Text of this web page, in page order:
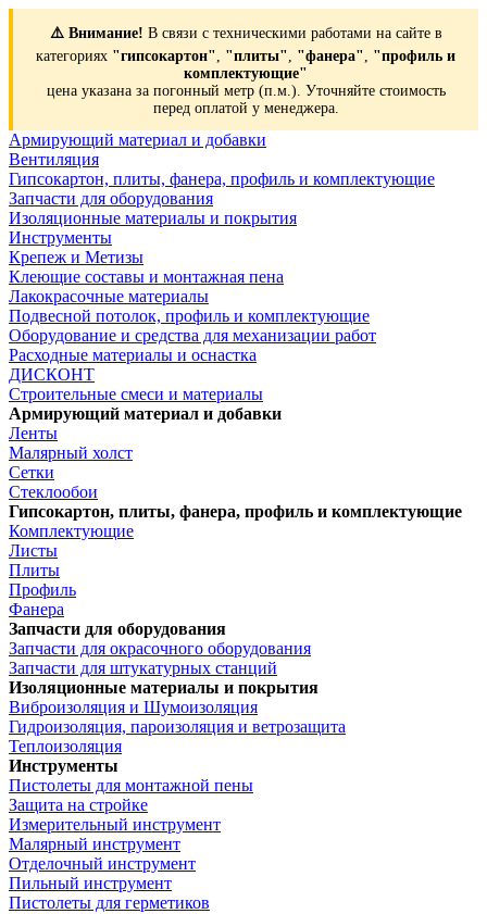
⚠️ Внимание! В связи с техническими работами на сайте в
категориях "гипсокартон", "плиты", "фанера", "профиль и
комплектующие"
цена указана за погонный метр (п.м.). Уточняйте стоимость
перед оплатой у менеджера.
Армирующий материал и добавки
Вентиляция
Гипсокартон, плиты, фанера, профиль и комплектующие
Запчасти для оборудования
Изоляционные материалы и покрытия
Инструменты
Крепеж и Метизы
Клеющие составы и монтажная пена
Лакокрасочные материалы
Подвесной потолок, профиль и комплектующие
Оборудование и средства для механизации работ
Расходные материалы и оснастка
ДИСКОНТ
Строительные смеси и материалы
Армирующий материал и добавки
Ленты
Малярный холст
Сетки
Стеклообои
Гипсокартон, плиты, фанера, профиль и комплектующие
Комплектующие
Листы
Плиты
Профиль
Фанера
Запчасти для оборудования
Запчасти для окрасочного оборудования
Запчасти для штукатурных станций
Изоляционные материалы и покрытия
Виброизоляция и Шумоизоляция
Гидроизоляция, пароизоляция и ветрозащита
Теплоизоляция
Инструменты
Пистолеты для монтажной пены
Защита на стройке
Измерительный инструмент
Малярный инструмент
Отделочный инструмент
Пильный инструмент
Пистолеты для герметиков